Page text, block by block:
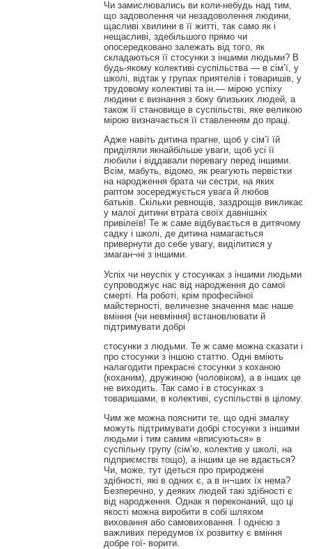
Чи замислювались ви коли-небудь над тим,
що задоволення чи незадоволення людини,
щасливі хвилини в її житті, так само як і
нещасливі, здебільшого прямо чи
опосередковано залежать від того, як
складаються її стосунки з іншими людьми? В
будь-якому колективі суспільства — в сім’ї, у
школі, відтак у групах приятелів і товаришів, у
трудовому колективі та ін.— мірою успіху
людини є визнання з боку близьких людей, а
також її становище в суспільстві, яке великою
мірою визначається її ставленням до праці.
Адже навіть дитина прагне, щоб у сім’ї їй
приділяли якнайбільше уваги, щоб усі її
любили і віддавали перевагу перед іншими.
Всім, мабуть, відомо, як реагують первістки
на народження брата чи сестри, на яких
раптом зосереджується увага й любов
батьків. Скільки ревнощів, заздрощів викликає
у малої дитини втрата своїх давнішніх
привілеїв! Те ж саме відбувається в дитячому
садку і школі, де дитина намагається
привернути до себе увагу, виділитися у
змаган¬ні з іншими.
Успіх чи неуспіх у стосунках з іншими людьми
супроводжує нас від народження до самої
смерті. На роботі, крім професійної
майстерності, величезне значення має наше
вміння (чи невміння) встановлювати й
підтримувати добрі
стосунки з людьми. Те ж саме можна сказати і
про стосунки з іншою статтю. Одні вміють
налагодити прекрасні стосунки з коханою
(коханим), дружиною (чоловіком), а в інших це
не виходить. Так само і в стосунках з
товаришами, в колективі, суспільстві в цілому.
Чим же можна пояснити те, що одні змалку
можуть підтримувати добрі стосунки з іншими
людьми і тим самим «вписуються» в
суспільну групу (сім’ю, колектив у школі, на
підприємстві тощо), а іншим це не вдається?
Чи, може, тут ідеться про природжені
здібності, які в одних є, а в ін¬ших їх нема?
Безперечно, у деяких людей такі здібності є
від народження. Однак я переконаний, що ці
якості можна виробити в собі шляхом
виховання або самовиховання. І однією з
важливих передумов їх розвитку є вміння
добре гої- ворити.